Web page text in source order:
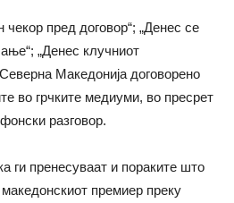
пред договор“; „Денес се
„Денес клучниот
Македонија договорено
во грчките медиуми, во пресрет
разговор.
ги пренесуваат и пораките што
македонскиот премиер преку